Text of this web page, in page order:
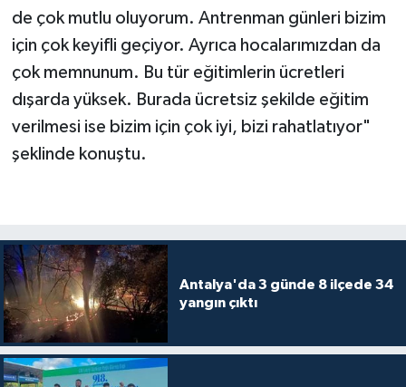
de çok mutlu oluyorum. Antrenman günleri bizim
için çok keyifli geçiyor. Ayrıca hocalarımızdan da
çok memnunum. Bu tür eğitimlerin ücretleri
dışarda yüksek. Burada ücretsiz şekilde eğitim
verilmesi ise bizim için çok iyi, bizi rahatlatıyor"
şeklinde konuştu.
Antalya'da 3 günde 8 ilçede 34
yangın çıktı